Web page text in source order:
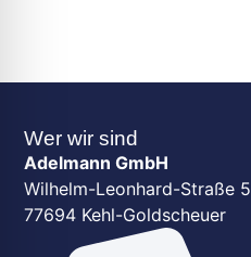
Wer wir sind
Adelmann GmbH
Wilhelm-Leonhard-Straße 5
77694 Kehl-Goldscheuer